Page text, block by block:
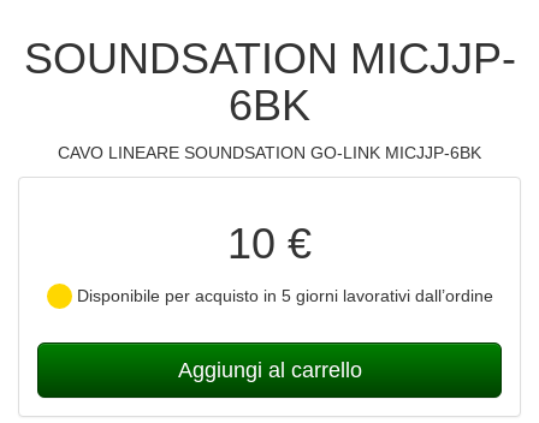
SOUNDSATION MICJJP-
6BK
CAVO LINEARE SOUNDSATION GO-LINK MICJJP-6BK
10 €
Disponibile per acquisto in 5 giorni lavorativi dall’ordine
Aggiungi al carrello